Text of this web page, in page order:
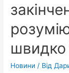
швидко
Новини / Від